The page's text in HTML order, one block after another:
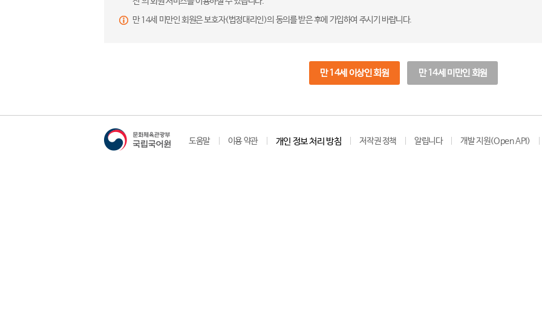
만 14세 미만인 회원은 보호자(법정대리인)의 동의를 받은 후에 가입하여 주시기 바랍니다.
만 14세 이상인 회원 만 14세 미만인 회원
도움말 이용 약관 개인 정보 처리 방침 저작권 정책 알립니다 개발 지원(Open API)